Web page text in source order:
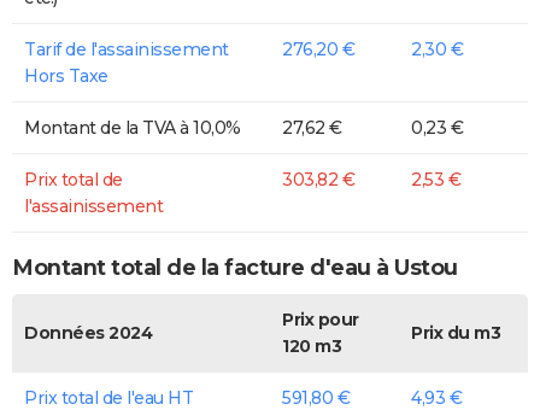
Tarif de l'assainissement
Hors Taxe
276,20 € 2,30 €
Montant de la TVA à 10,0% 27,62 € 0,23 €
Prix total de
l'assainissement
303,82 € 2,53 €
Montant total de la facture d'eau à Ustou
Données 2024
Prix pour
120 m3
Prix du m3
Prix total de l'eau HT 591,80 € 4,93 €